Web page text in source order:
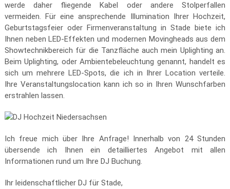
werde daher fliegende Kabel oder andere Stolperfallen
vermeiden. Für eine ansprechende Illumination Ihrer Hochzeit,
Geburtstagsfeier oder Firmenveranstaltung in Stade biete ich
Ihnen neben LED-Effekten und modernen Movingheads aus dem
Showtechnikbereich für die Tanzfläche auch mein Uplighting an.
Beim Uplighting, oder Ambientebeleuchtung genannt, handelt es
sich um mehrere LED-Spots, die ich in Ihrer Location verteile.
Ihre Veranstaltungslocation kann ich so in Ihren Wunschfarben
erstrahlen lassen.
Ich freue mich über Ihre Anfrage! Innerhalb von 24 Stunden
übersende ich Ihnen ein detailliertes Angebot mit allen
Informationen rund um Ihre DJ Buchung.
Ihr leidenschaftlicher DJ für Stade,